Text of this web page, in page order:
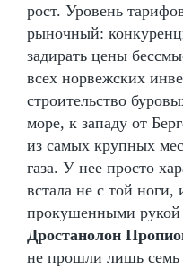
рост. Уровень
рыночный:
задирать цены
всех норвежских
строительство
море, к западу от
из самых крупных
газа. У нее просто
встала не с той ноги,
прокушенными
Дростанолон
не прошли лишь